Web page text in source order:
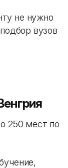
не нужно
вузов
250 мест по